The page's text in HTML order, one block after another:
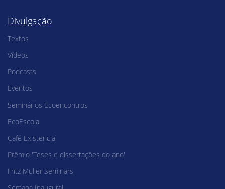
Divulgação
Textos
Vídeos
Podcasts
Eventos
Seminários Ecoencontros
EcoEscola
Café Existencial
Prêmio 'Teses e dissertações do ano'
Fritz Muller Seminars